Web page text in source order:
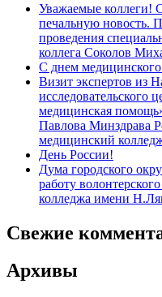
Уважаемые коллеги!
печальную новость.
проведения
коллега Соколов
С днем медицинского
Визит экспертов из
исследовательского
медицинская
Павлова Минздрава
медицинский
День России!
Дума городского
работу
колледжа имени
Свежие
Архивы